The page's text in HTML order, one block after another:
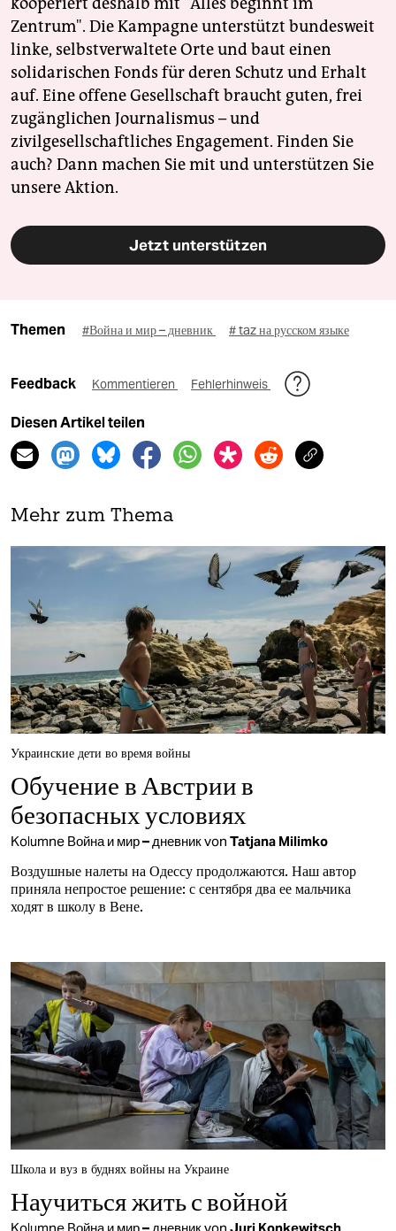
Zentrum". Die Kampagne unterstützt bundesweit
linke, selbstverwaltete Orte und baut einen
solidarischen Fonds für deren Schutz und Erhalt
auf. Eine offene Gesellschaft braucht guten, frei
zugänglichen Journalismus – und
zivilgesellschaftliches Engagement. Finden Sie
auch? Dann machen Sie mit und unterstützen Sie
unsere Aktion.
Jetzt unterstützen
Themen #Война и мир – дневник # taz на русском языке
Feedback Kommentieren Fehlerhinweis
Diesen Artikel teilen
Mehr zum Thema
Украинские дети во время войны
Обучение в Австрии в
безопасных условиях
Kolumne Война и мир – дневникvon Tatjana Milimko
Воздушные налеты на Одессу продолжаются. Наш автор
приняла непростое решение: с сентября два ее мальчика
ходят в школу в Вене.
Школа и вуз в буднях войны на Украине
Научиться жить с войной